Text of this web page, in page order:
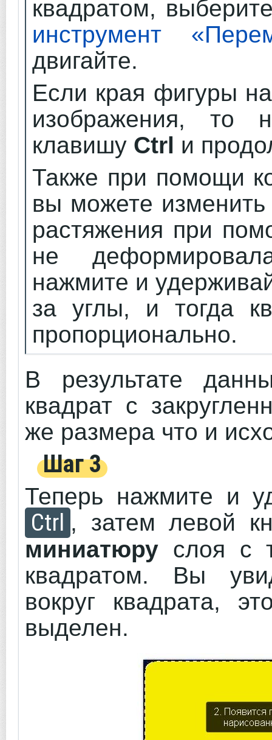
квадратом,
инструмент
двигайте.
Если края фигуры
изображения, то
клавишу Ctrl и
Также при помощи
вы можете
растяжения при
не
нажмите и
за углы, и тогда
пропорционально.
В результате
квадрат с
же размера что и
Шаг 3
Теперь нажмите и
Ctrl , затем левой
миниатюруслоя с
квадратом. Вы
вокруг квадрата,
выделен.